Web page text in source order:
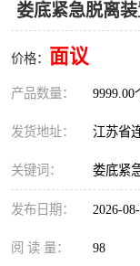
娄底紧急脱离
价格： 面议
产品数量： 9999.00
发货地址： 江苏省
关键词： 娄底紧
发布日期： 2026-
阅 读 量： 98